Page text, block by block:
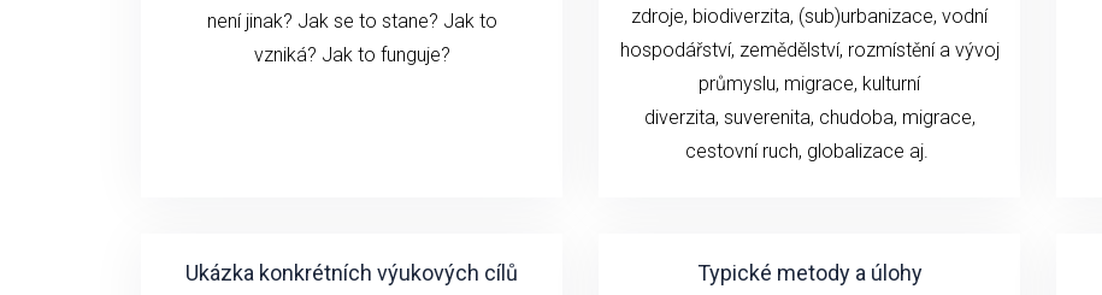
není jinak? Jak se to stane? Jak to
vzniká? Jak to funguje?
zdroje, biodiverzita, (sub)urbanizace, vodní
hospodářství, zemědělství, rozmístění a vývoj
průmyslu, migrace, kulturní
diverzita, suverenita, chudoba, migrace,
cestovní ruch, globalizace aj.
Ukázka konkrétních výukových cílů Typické metody a úlohy